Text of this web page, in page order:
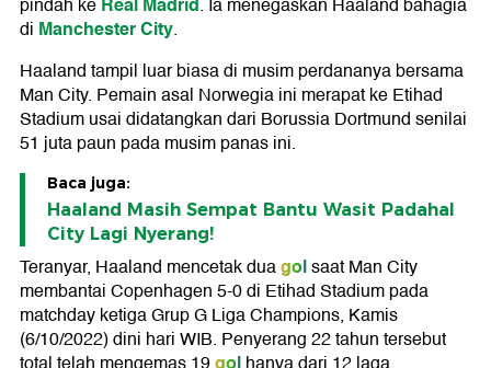
pindah ke
. Ia menegaskan Haaland bahagia
di Manchester City.
Haaland tampil luar biasa di musim perdananya bersama
Man City. Pemain asal Norwegia ini merapat ke Etihad
Stadium usai didatangkan dari Borussia Dortmund senilai
51 juta paun pada musim panas ini.
Baca juga:
Haaland Masih Sempat Bantu Wasit Padahal
City Lagi Nyerang!
Teranyar, Haaland mencetak duagolsaat Man City
membantai Copenhagen 5-0 di Etihad Stadium pada
matchday ketiga Grup G Liga Champions, Kamis
(6/10/2022) dini hari WIB. Penyerang 22 tahun tersebut